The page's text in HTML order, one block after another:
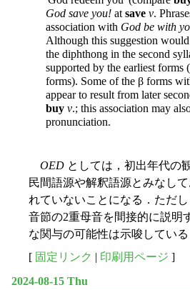
God save you! at save v.
association with God be with
Although this suggestion
the diphthong in the second
supported by the earliest forms
forms). Some of the β forms
appear to result from later
buy v.; this association may
pronunciation.
OED としては，初出年代の
民間語源や解釈語源とみなし
れていないことになる．ただ
音節の2重母音を間接的に説明
な関与の可能性は示唆している
[ 固定リンク | 印刷用ページ ]
2024-08-15 Thu